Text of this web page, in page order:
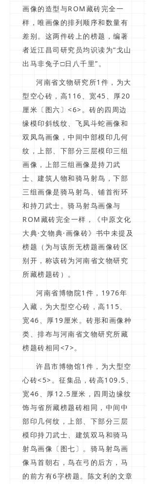
画像的造型与ROM藏砖完全一
样，唯画像的排列顺序和数量有
差别。这两件砖上的榜题，编著
者近江昌司研究员均识读为“戈山
出马非兔子□日八千里”。
河南省文物研究所1件，为大
型空心砖，高116、宽45、厚20
厘米〔图六〕<6>。砖的四周边
缘模印斜线纹、飞凤斗蛇画像和
双凤鸟画像，中间中部模印几何
纹，上部、下部分三层模印三组
画像，上部三组画像是持刀武
士、建筑人物和骑马射鸟，下部
三组画像是骑马射鸟、铺首衔环
和持刀武士。骑马射鸟画像与
ROM藏砖完全一样，《中原文化
大典·文物典·画像砖》书中未提及
榜题（为与该所无榜题画像砖区
别开，称该砖为河南省文物研究
所藏榜题砖）。
河南省博物院1件，1976年
入藏，为大型空心砖，高115、
宽46、厚19厘米。砖形和画像种
类、排布与河南省文物研究所藏
榜题砖相同<7>。
许昌市博物馆1件，为大型空
心砖<5>。征集品，砖高109.5、
宽46、厚12.5厘米，四周边缘纹
饰与省所藏榜题砖相同，中间中
部印几何纹，上部、下部分三层
模印持刀武士、建筑双马和骑马
射鸟画像〔图七〕。骑马射鸟画
像马首朝右，鸟在弓的后方，马
的前方有6字榜题。陈文利的文章